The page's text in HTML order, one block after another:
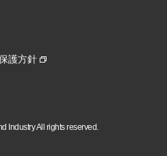
護方針
Industry All rights reserved.